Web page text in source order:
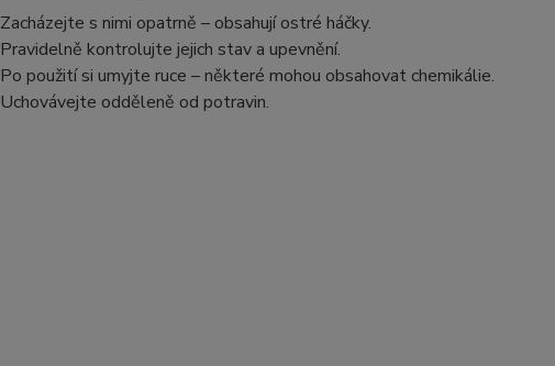
Zacházejte s nimi opatrně – obsahují ostré háčky.
Pravidelně kontrolujte jejich stav a upevnění.
Po použití si umyjte ruce – některé mohou obsahovat chemikálie.
Uchovávejte odděleně od potravin.